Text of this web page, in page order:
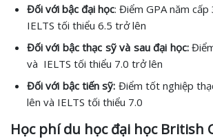
Đối với bậc đại học: Điểm GPA năm
IELTS tối thiểu 6.5 trở lên
Đối với bậc thạc sỹ và sau đại học:
và IELTS tối thiểu 7.0 trở lên
Đối với bậc tiến sỹ: Điểm tốt nghiệp
lên và IELTS tối thiểu 7.0
Học phí du học đại học British